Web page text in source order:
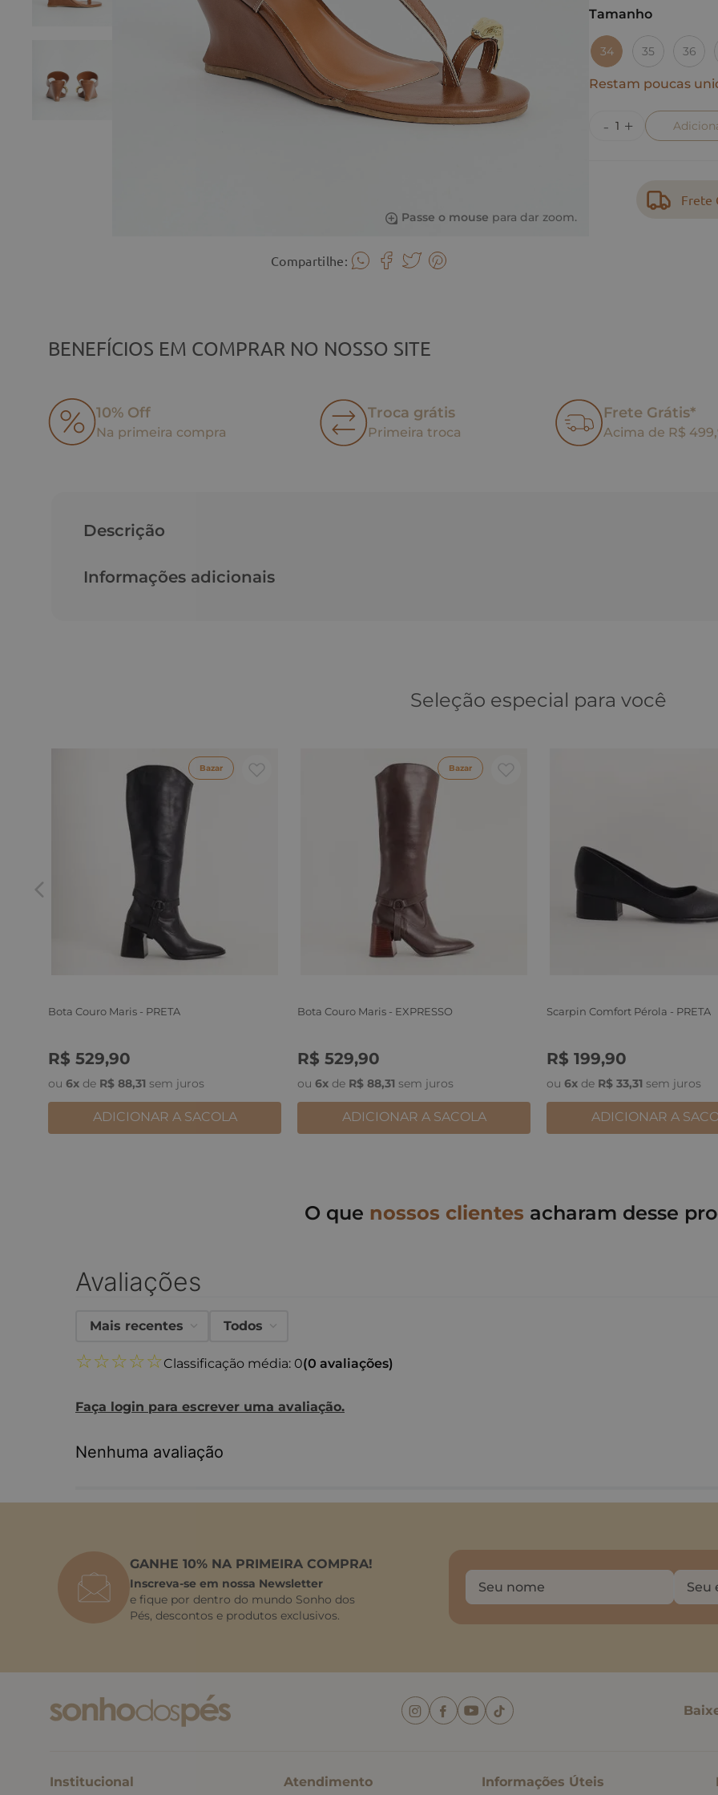
Passe o mouse para dar zoom.
Compartilhe:
Tamanho
34 35 36
Restam poucas
Frete
BENEFÍCIOS EM COMPRAR NO NOSSO SITE
10% Off
Na primeira compra
Troca grátis
Primeira troca
Frete Grátis*
Acima de R$
Descrição
Informações adicionais
Seleção especial para você
Bazar
Bota Couro Maris - PRETA
R$ 529,90
ou 6x de R$ 88,31 sem juros
36
ADICIONAR A SACOLA
Bazar
Bota Couro Maris - EXPRESSO
R$ 529,90
ou 6x de R$ 88,31 sem juros
36
ADICIONAR A SACOLA
Scarpin Comfort Pérola - PRETA
R$ 199,90
ou 6x de R$ 33,31 sem juros
36
ADICIONAR A
O que nossos clientes acharam desse
Avaliações
☆☆☆☆☆Classificação média: 0(0 avaliações)
Faça login para escrever uma avaliação.
Mais recentes Todos
Nenhuma avaliação
GANHE 10% NA PRIMEIRA COMPRA!
Inscreva-se em nossa Newsletter
e fique por dentro do mundo Sonho dos
Pés, descontos e produtos exclusivos.
Institucional Atendimento Informações Úteis